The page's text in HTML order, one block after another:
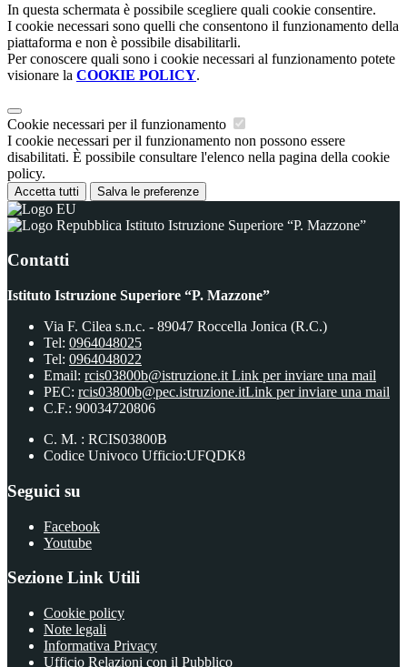
In questa schermata è possibile scegliere quali cookie consentire.
I cookie necessari sono quelli che consentono il funzionamento della
piattaforma e non è possibile disabilitarli.
Per conoscere quali sono i cookie necessari al funzionamento potete
visionare la COOKIE POLICY.
Cookie necessari per il funzionamento
I cookie necessari per il funzionamento non possono essere
disabilitati. È possibile consultare l'elenco nella pagina della cookie
policy.
Accetta tutti Salva le preferenze
Istituto Istruzione Superiore “P. Mazzone”
Contatti
Istituto Istruzione Superiore “P. Mazzone”
Via F. Cilea s.n.c. - 89047 Roccella Jonica (R.C.)
Tel: 0964048025
Tel: 0964048022
Email: rcis03800b@istruzione.it Link per inviare una mail
PEC: rcis03800b@pec.istruzione.itLink per inviare una mail
C.F.: 90034720806
C. M. : RCIS03800B
Codice Univoco Ufficio:UFQDK8
Seguici su
Facebook
Youtube
Sezione Link Utili
Cookie policy
Note legali
Informativa Privacy
Ufficio Relazioni con il Pubblico